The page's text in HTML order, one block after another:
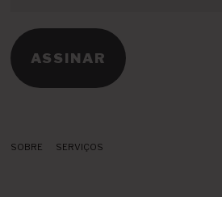
mail
ASSINAR
SOBRE SERVIÇOS